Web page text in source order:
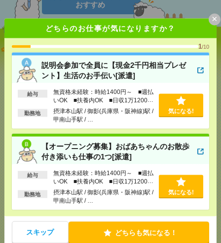
どちらのお仕事が気になりますか？
1/10
説明会参加で全員に【現金2千円相当プレゼ
ント】生活のお手伝い[派遣]
給与
無資格未経験：時給1400円～ ■週払
いOK ■扶養内OK ■日収1万1200円
以上
勤務地
摂津本山駅 / 御影(兵庫県・阪神線)駅 /
甲南山手駅 / …
気になる!
【オープニング募集】おばあちゃんのお散歩
付き添いも仕事の1つ[派遣]
給与
無資格未経験：時給1400円～ ■週払
いOK ■扶養内OK ■日収1万1200円
以上
勤務地
摂津本山駅 / 御影(兵庫県・阪神線)駅 /
甲南山手駅 / …
気になる!
スキップ どちらも気になる！
×
おすすめ
説明会参加で全員に【現金2千円相当プレゼント】生
活のお手伝い[派遣]
[給 与]
無資格未経験：時給1400円～ ■週払い
OK ■扶養内OK ■日収1万1200円以上
[交通費]交通費全額支給
摂津本山駅 御影(兵庫県・阪神線)駅/甲南
山手駅/…
気になる！
【オープニング募集】おばあちゃんのお散歩付き添
いも仕事の1つ[派遣]
[給 与]無資格未経験：時給1400円～ ■週払い
OK ■扶養内OK ■日収1万1200円以上
交通費全額支給
[勤務地]摂津本山駅/御影(兵庫県・阪神線)駅/甲南
気になる！
≪単発＊1日から～≫天王寺動物園／ナイトズーの受
付案内メンバー大募集！[派遣]